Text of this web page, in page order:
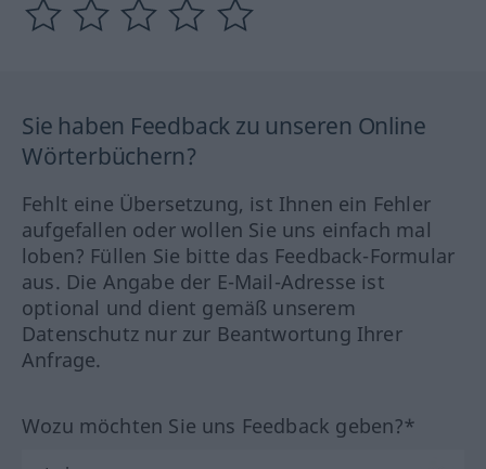
Sie haben Feedback zu unseren Online
Wörterbüchern?
Fehlt eine Übersetzung, ist Ihnen ein Fehler
aufgefallen oder wollen Sie uns einfach mal
loben? Füllen Sie bitte das Feedback-Formular
aus. Die Angabe der E-Mail-Adresse ist
optional und dient gemäß unserem
Datenschutz nur zur Beantwortung Ihrer
Anfrage.
Wozu möchten Sie uns Feedback geben?*